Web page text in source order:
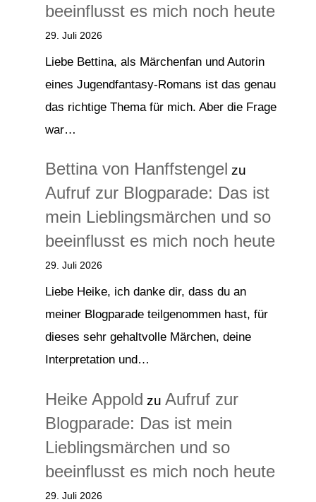
beeinflusst es mich noch heute
29. Juli 2026
Liebe Bettina, als Märchenfan und Autorin
eines Jugendfantasy-Romans ist das genau
das richtige Thema für mich. Aber die Frage
war…
Bettina von Hanffstengel zu
Aufruf zur Blogparade: Das ist
mein Lieblingsmärchen und so
beeinflusst es mich noch heute
29. Juli 2026
Liebe Heike, ich danke dir, dass du an
meiner Blogparade teilgenommen hast, für
dieses sehr gehaltvolle Märchen, deine
Interpretation und…
Heike Appold zu Aufruf zur
Blogparade: Das ist mein
Lieblingsmärchen und so
beeinflusst es mich noch heute
29. Juli 2026